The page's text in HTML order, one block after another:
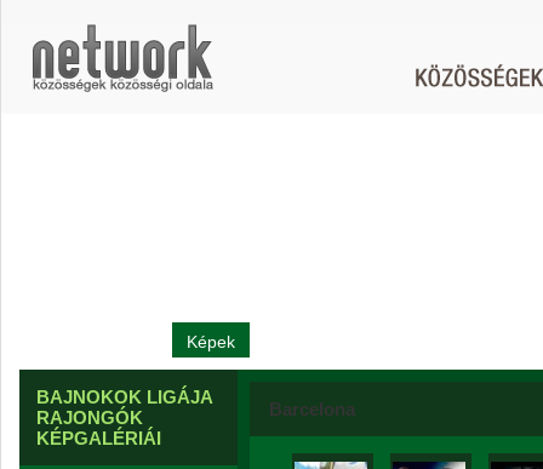
Képek
BAJNOKOK LIGÁJA
RAJONGÓK
KÉPGALÉRIÁI
Barcelona